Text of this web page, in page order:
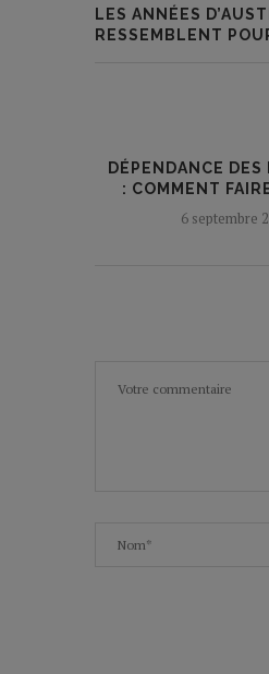
LES ANNÉES
RESSEMBLENT
DÉPENDANCE
: COMMENT
6 septembre